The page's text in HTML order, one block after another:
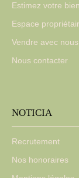
Estimez votre bien
Espace
Vendre avec nous
Nous contacter
NOTICIA
Recrutement
Nos honoraires